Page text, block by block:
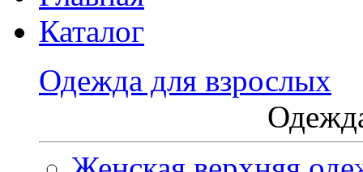
Каталог
Одежда для взрослых